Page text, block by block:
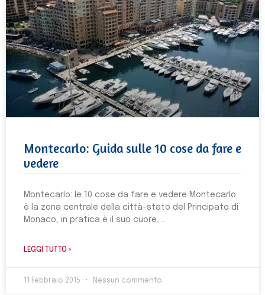
Montecarlo: Guida sulle 10 cose da fare e
vedere
Montecarlo: le 10 cose da fare e vedere Montecarlo
è la zona centrale della città-stato del Principato di
Monaco, in pratica è il suo cuore,
LEGGI TUTTO »
11 Febbraio 2015 Nessun commento